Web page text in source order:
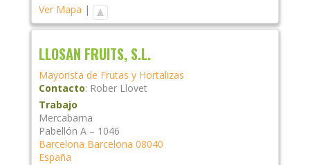
Ver Mapa |
LLOSAN FRUITS, S.L.
Mayorista de Frutas y Hortalizas
Contacto: Rober Llovet
Trabajo
Mercabarna
Pabellón A – 1046
Barcelona Barcelona 08040
España